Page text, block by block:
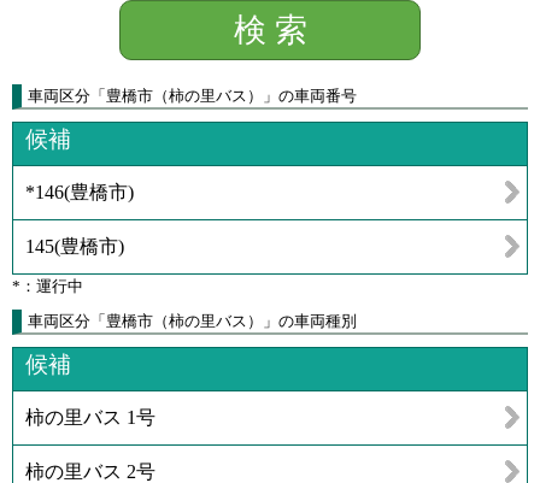
車両区分 「 豊橋市（柿の里バス） 」 の車両番号
候補
*146(豊橋市)
145(豊橋市)
*：運行中
車両区分「豊橋市（柿の里バス）」の車両種別
候補
柿の里バス 1号
柿の里バス 2号